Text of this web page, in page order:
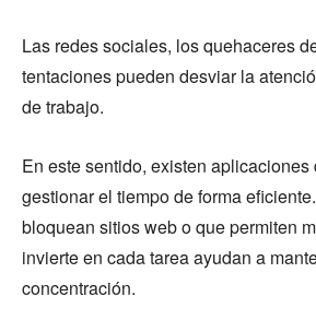
Las redes sociales, los quehaceres
tentaciones pueden desviar la
de trabajo.
En este sentido, existen
gestionar el tiempo de forma
bloquean sitios web o que permiten
invierte en cada tarea ayudan a
concentración.